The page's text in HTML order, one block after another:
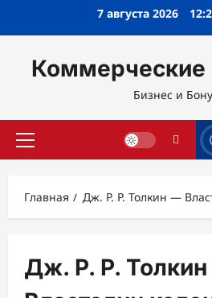
7 августа 2026
Коммерческие
Бизнес и
Основное
Главная Дж. Р. Р. Толкин —
Дж. Р. Р.